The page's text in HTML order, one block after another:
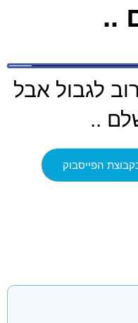
..
לגבול אבל
..
הפייסבוק